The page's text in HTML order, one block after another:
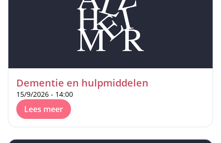
Dementie en hulpmiddelen
15/9/2026 - 14:00
Lees meer